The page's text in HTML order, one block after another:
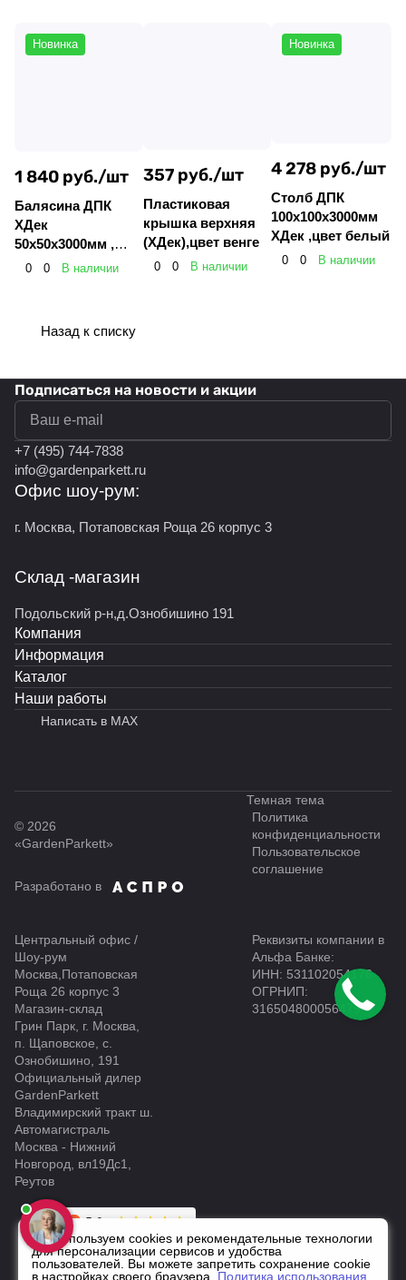
Новинка
1 840 руб./шт
Балясина ДПК
ХДек
50х50х3000мм ,
цвет: белый.
0 0 В наличии
357 руб./шт
Пластиковая
крышка верхняя
(ХДек),цвет венге
0 0 В наличии
Новинка
4 278 руб./шт
Столб ДПК
100х100х3000мм
ХДек ,цвет белый
0 0 В наличии
Назад к списку
Подписаться на новости и акции
+7 (495) 744-7838
info@gardenparkett.ru
Офис шоу-рум:
г. Москва, Потаповская Роща 26 корпус 3
Склад -магазин
Подольский р-н,д.Ознобишино 191
Компания
Информация
Каталог
Наши работы
Написать в MAX
© 2026
«GardenParkett»
Темная тема
Политика
конфиденциальности
Пользовательское
соглашение
Разработано в
Центральный офис /
Шоу-рум
Москва,Потаповская
Роща 26 корпус 3
Магазин-склад
Грин Парк, г. Москва,
п. Щаповское, с.
Ознобишино, 191
Официальный дилер
GardenParkett
Владимирский тракт ш.
Автомагистраль
Москва - Нижний
Новгород, вл19Дс1,
Реутов
Реквизиты компании в
Альфа Банке:
ИНН: 531102054176
ОГРНИП:
316504800056479
Мы используем cookies и рекомендательные технологии
для персонализации сервисов и удобства
пользователей. Вы можете запретить сохранение cookie
в настройках своего браузера. Политика использования